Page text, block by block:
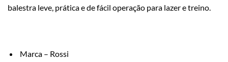
balestra leve, prática e de fácil operação para lazer e treino.
Marca – Rossi